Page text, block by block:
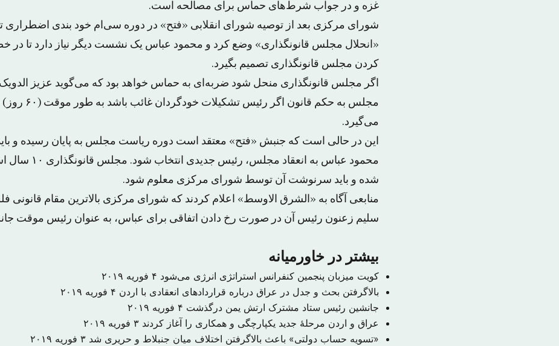
غزه و در جواب شرط‌های حماس برای مصالحه است.
شورای مرکزی بعد از توصیه شورای انقلابی «فتح» در دوره سی‌ام خود بندی اضطراری
«انحلال مجلس قانونگذاری» وضع کرد و محمود عباس یک نشست دیگر نیاز دارد تا
کردن مجلس قانونگذاری تصمیم بگیرد.
اگر مجلس قانونگذاری منحل شود ضربه‌ای به حماس خواهد بود که می‌گوید عزیز الدویک
مجلس به حکم قانون اگر رئیس
می‌گیرد.
این در حالی است که جنبش «فتح» معتقد است دوره ریاست مجلس به پایان رسیده و
محمود عباس به انعقاد
شده و باید سرنوشت آن توسط شورای مرکزی معلوم شود.
منابعی آگاه به «الشرق الاوسط» اعلام کردند که شورای مرکزی بالاترین مقام قانونی
سلیم زعنون رئیس آن در صورت رخ دادن اتفاقی برای عباس، به عنوان رئیس موقت
بیشتر در خاورمیانه
کویت میزبان پنجمین کنفرانس استراتژی انرژی می‌شود ۴ فوریه ۲۰۱۹
بالاگرفتن بحث و جدل در عراق درباره قراردادهای انعقادی با اردن ۴ فوریه ۲۰۱۹
جانشین رئیس ستاد مشترک ارتش یمن درگذشت ۴ فوریه ۲۰۱۹
عراق و اردن مرحلهٔ جدید یکپارچگی و همکاری را آغاز کردند ۳ فوریه ۲۰۱۹
«تسویه حساب دولتی» باعث بالاگرفتن اختلاف میان جنبلاط و حریری شد ۳ فوریه ۲۰۱۹